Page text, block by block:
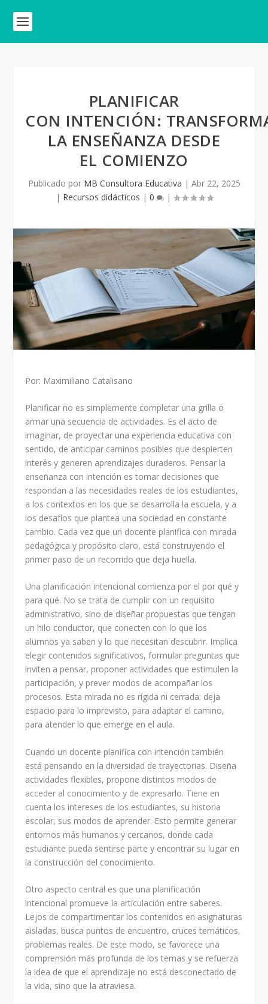
PLANIFICAR
CON INTENCIÓN:
LA ENSEÑANZA DESDE
EL COMIENZO
Publicado por MB Consultora Educativa | Abr 22, 2025
| Recursos didácticos | 0 |
Por: Maximiliano Catalisano
Planificar no es simplemente completar una grilla o
armar una secuencia de actividades. Es el acto de
imaginar, de proyectar una experiencia educativa con
sentido, de anticipar caminos posibles que despierten
interés y generen aprendizajes duraderos. Pensar la
enseñanza con intención es tomar decisiones que
respondan a las necesidades reales de los estudiantes,
a los contextos en los que se desarrolla la escuela, y a
los desafíos que plantea una sociedad en constante
cambio. Cada vez que un docente planifica con mirada
pedagógica y propósito claro, está construyendo el
primer paso de un recorrido que deja huella.
Una planificación intencional comienza por el por qué y
para qué. No se trata de cumplir con un requisito
administrativo, sino de diseñar propuestas que tengan
un hilo conductor, que conecten con lo que los
alumnos ya saben y lo que necesitan descubrir. Implica
elegir contenidos significativos, formular preguntas que
inviten a pensar, proponer actividades que estimulen la
participación, y prever modos de acompañar los
procesos. Esta mirada no es rígida ni cerrada: deja
espacio para lo imprevisto, para adaptar el camino,
para atender lo que emerge en el aula.
Cuando un docente planifica con intención también
está pensando en la diversidad de trayectorias. Diseña
actividades flexibles, propone distintos modos de
acceder al conocimiento y de expresarlo. Tiene en
cuenta los intereses de los estudiantes, su historia
escolar, sus modos de aprender. Esto permite generar
entornos más humanos y cercanos, donde cada
estudiante pueda sentirse parte y encontrar su lugar en
la construcción del conocimiento.
Otro aspecto central es que una planificación
intencional promueve la articulación entre saberes.
Lejos de compartimentar los contenidos en asignaturas
aisladas, busca puntos de encuentro, cruces temáticos,
problemas reales. De este modo, se favorece una
comprensión más profunda de los temas y se refuerza
la idea de que el aprendizaje no está desconectado de
la vida, sino que la atraviesa.